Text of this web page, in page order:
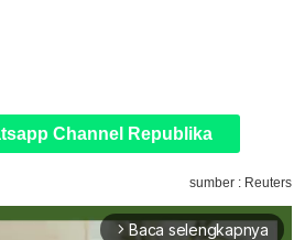
Channel Republika
sumber : Reuters
arrow_forward_ios Baca selengkapnya